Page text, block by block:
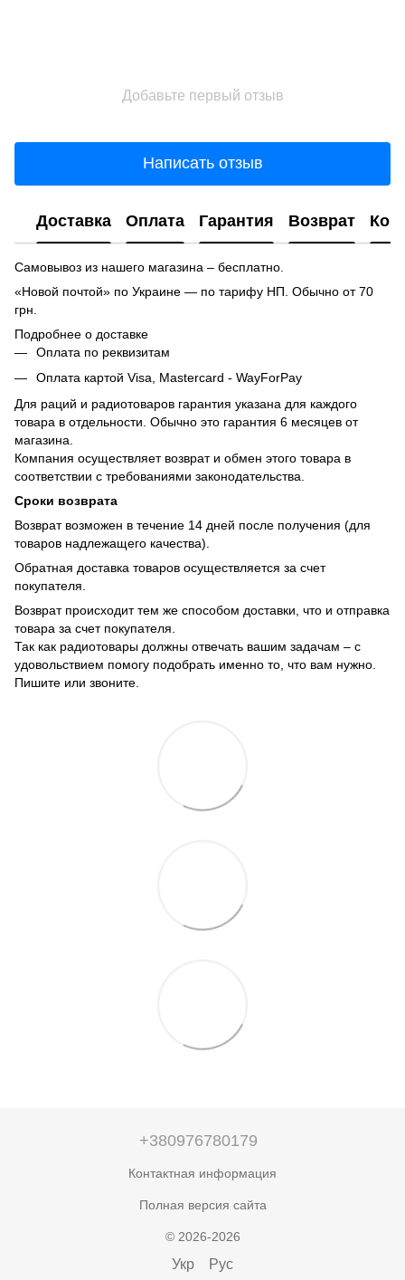
Добавьте первый отзыв
Написать отзыв
Доставка Оплата Гарантия Возврат
Самовывоз из нашего магазина – бесплатно.
«Новой почтой» по Украине — по тарифу НП. Обычно от 70
грн.
Подробнее о доставке
Оплата по реквизитам
Оплата картой Visa, Mastercard - WayForPay
Для раций и радиотоваров гарантия указана для каждого
товара в отдельности. Обычно это гарантия 6 месяцев от
магазина.
Компания осуществляет возврат и обмен этого товара в
соответствии с требованиями законодательства.
Сроки возврата
Возврат возможен в течение 14 дней после получения (для
товаров надлежащего качества).
Обратная доставка товаров осуществляется за счет
покупателя.
Возврат происходит тем же способом доставки, что и отправка
товара за счет покупателя.
Так как радиотовары должны отвечать вашим задачам – с
удовольствием помогу подобрать именно то, что вам нужно.
Пишите или звоните.
+380976780179
Контактная информация
Полная версия сайта
© 2026-2026
Укр Рус